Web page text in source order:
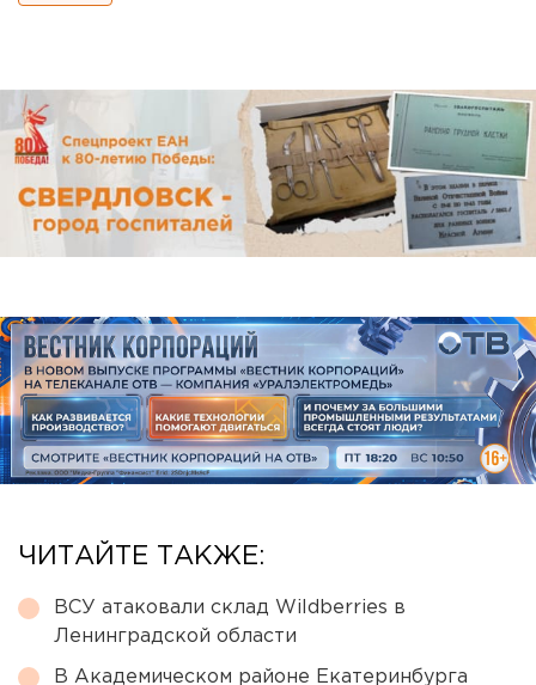
ЧИТАЙТЕ ТАКЖЕ:
ВСУ атаковали склад Wildberries в
Ленинградской области
В Академическом районе Екатеринбурга